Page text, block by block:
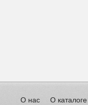
О нас О каталоге